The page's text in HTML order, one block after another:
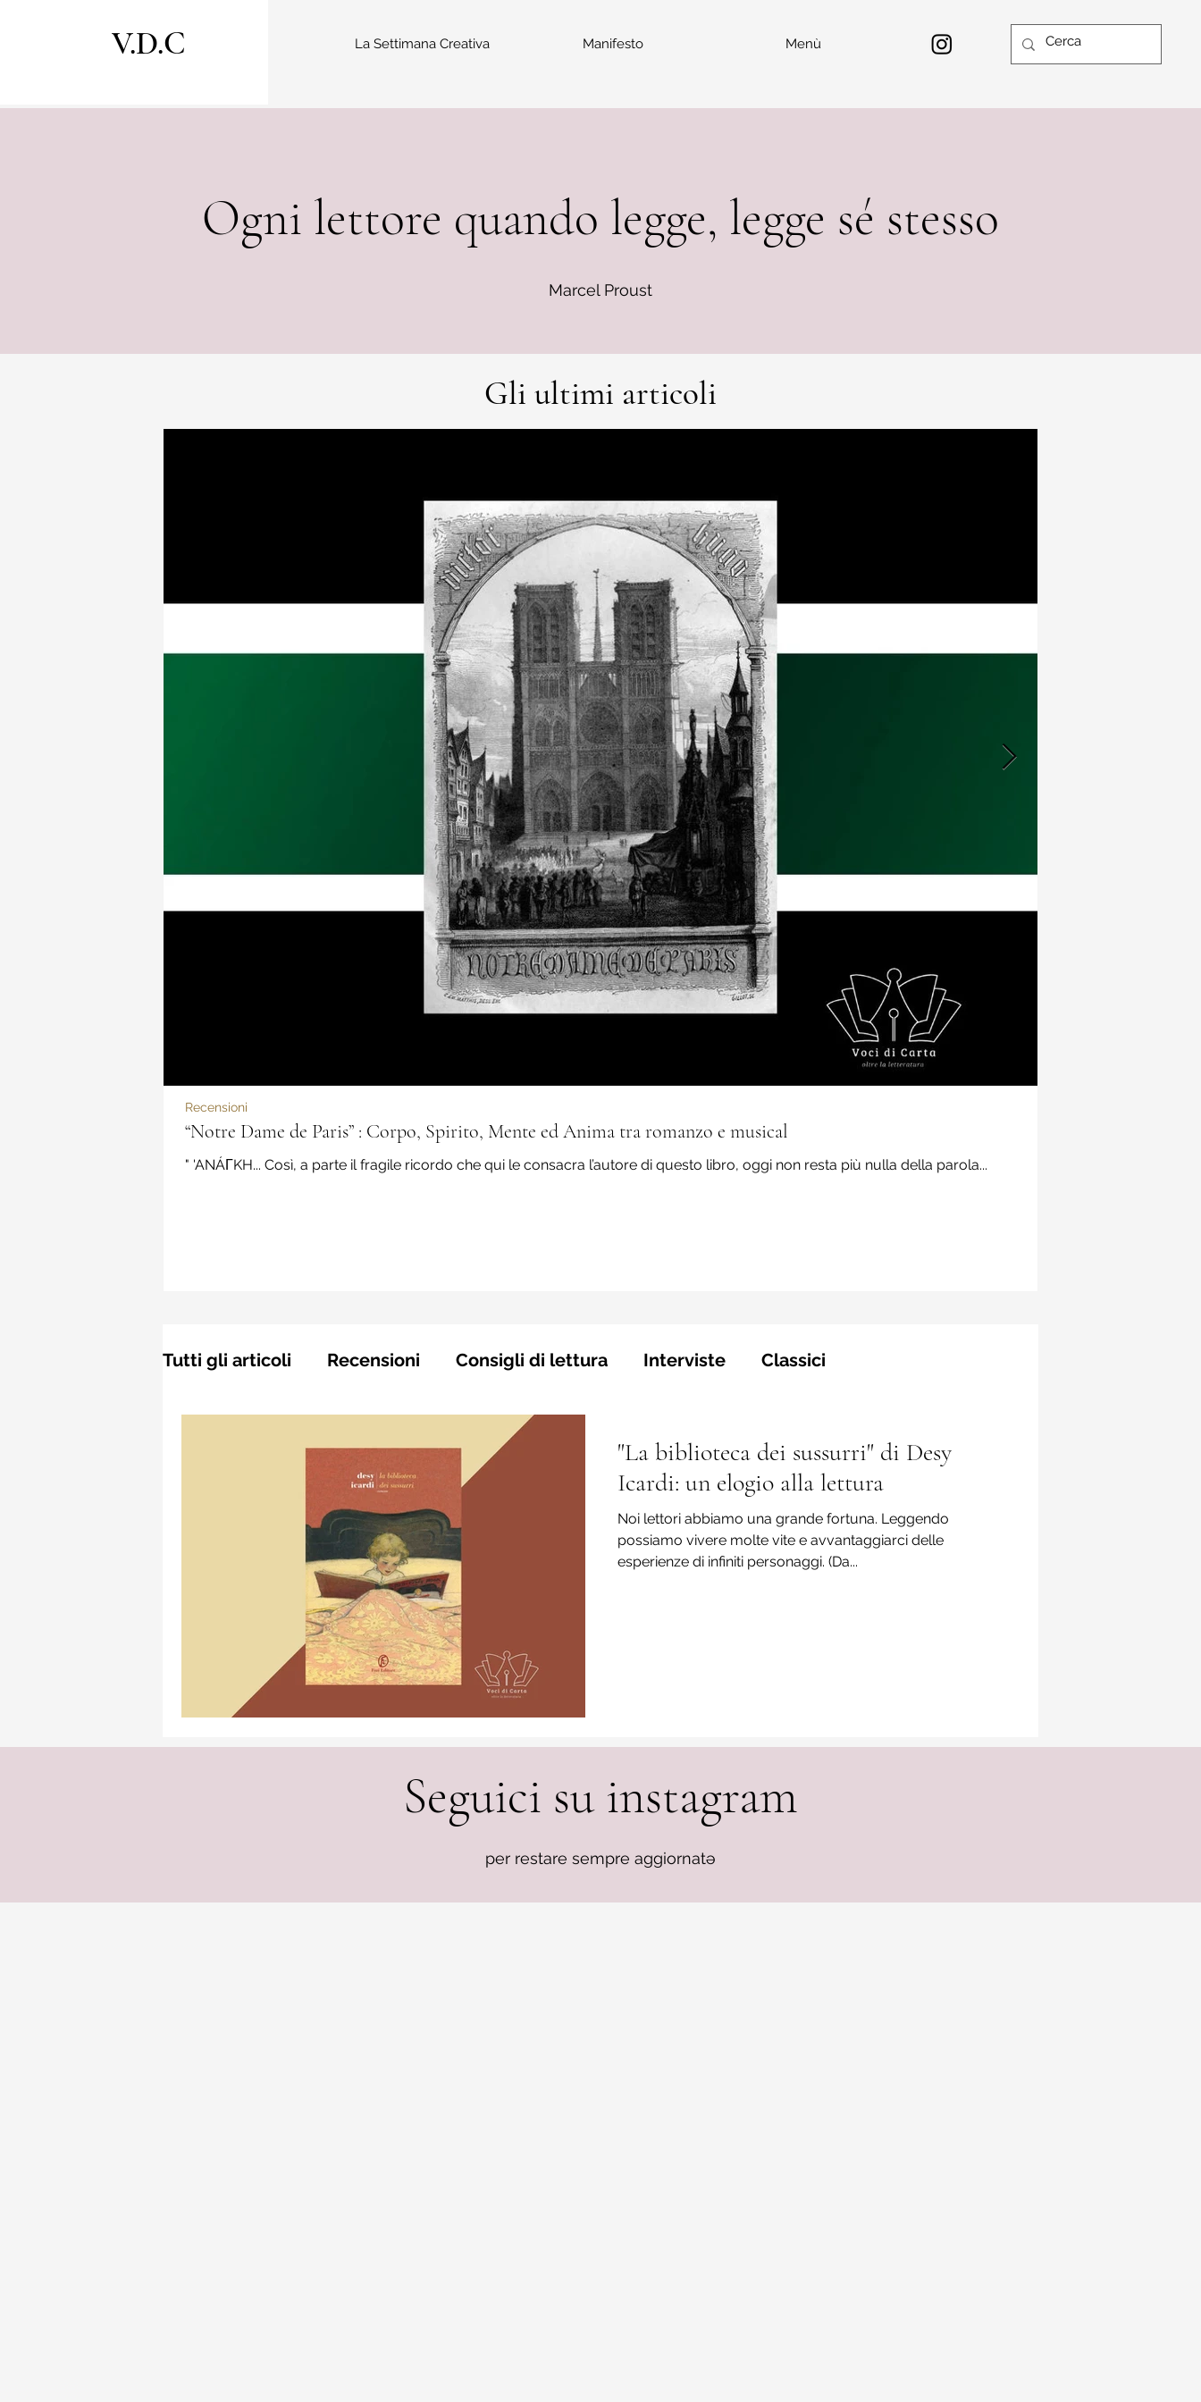
V.D.C La Settimana Creativa Manifesto Menù
Ogni lettore quando legge, legge sé stesso
Marcel Proust
Gli ultimi articoli
“Notre Dame de Paris” : Corpo, Spirito, Mente ed Anima tra romanzo e musical
" 'ANÁΓKH... Così, a parte il fragile ricordo che qui le consacra l’autore di questo libro, oggi non resta più nulla della parola...
Recensioni
Tutti gli articoli Recensioni Consigli di lettura Interviste Classici
"La biblioteca dei sussurri" di Desy
Icardi: un elogio alla lettura
Noi lettori abbiamo una grande fortuna. Leggendo
possiamo vivere molte vite e avvantaggiarci delle
esperienze di infiniti personaggi. (Da...
Seguici su instagram
per restare sempre aggiornatə